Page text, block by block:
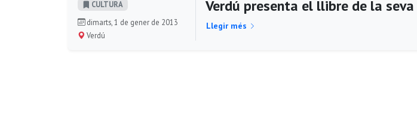
CULTURA
dimarts, 1 de gener de 2013
Verdú
Verdú presenta el llibre de la
Llegir més